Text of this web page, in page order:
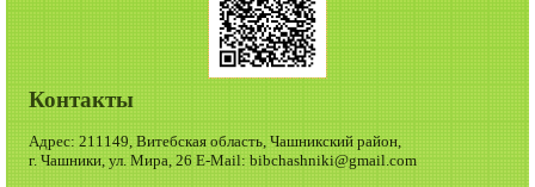
Контакты
Адрес: 211149, Витебская область, Чашникский район,
г. Чашники, ул. Мира, 26 E-Mail: bibchashniki@gmail.com